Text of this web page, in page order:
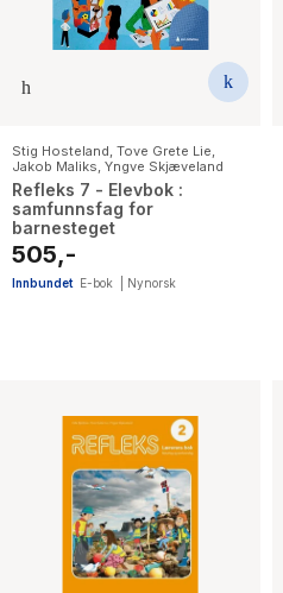
Stig Hosteland Tove Grete Lie
Jakob Maliks Yngve Skjæveland
Refleks 7 - Elevbok :
samfunnsfag for
barnesteget
505,-
Innbundet E-bok Nynorsk